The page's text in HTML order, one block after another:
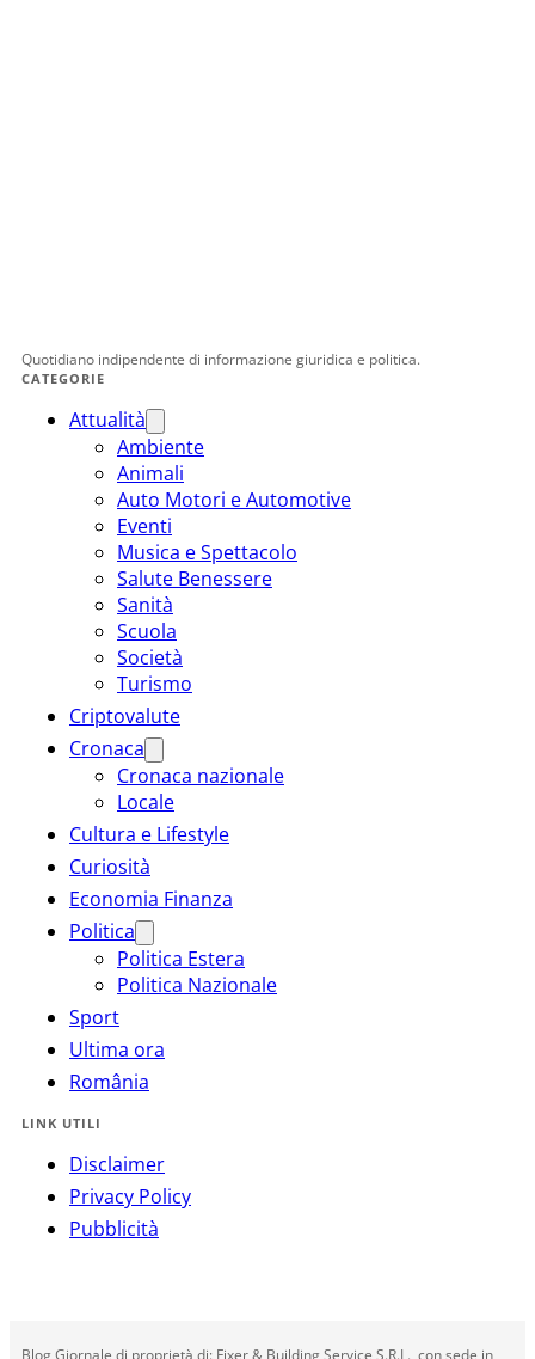
Quotidiano indipendente di informazione giuridica e politica.
CATEGORIE
Attualità
Ambiente
Animali
Auto Motori e Automotive
Eventi
Musica e Spettacolo
Salute Benessere
Sanità
Scuola
Società
Turismo
Criptovalute
Cronaca
Cronaca nazionale
Locale
Cultura e Lifestyle
Curiosità
Economia Finanza
Politica
Politica Estera
Politica Nazionale
Sport
Ultima ora
România
LINK UTILI
Disclaimer
Privacy Policy
Pubblicità
Blog Giornale di proprietà di: Fixer & Building Service S.R.L., con sede in